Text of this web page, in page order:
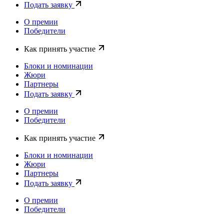
Подать заявку
О премии
Победители
Как принять участие
Блоки и номинации
Жюри
Партнеры
Подать заявку
О премии
Победители
Как принять участие
Блоки и номинации
Жюри
Партнеры
Подать заявку
О премии
Победители